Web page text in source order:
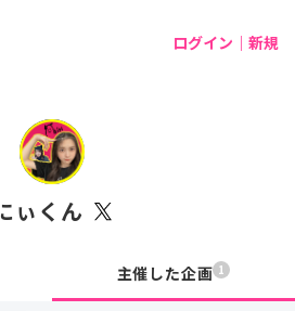
ログイン｜新規
ぃくん
主催した企画 1